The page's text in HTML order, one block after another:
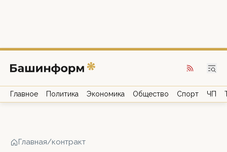
Главное Политика Экономика Общество Спорт ЧП
Главная/контракт